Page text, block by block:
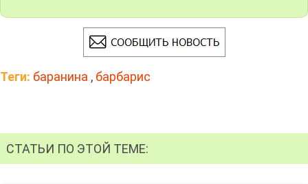
Теги: баранина , барбарис
СТАТЬИ ПО ЭТОЙ ТЕМЕ: